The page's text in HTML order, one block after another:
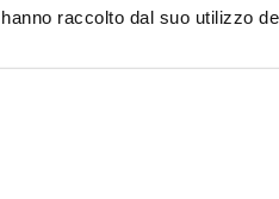
hanno raccolto dal suo utilizzo